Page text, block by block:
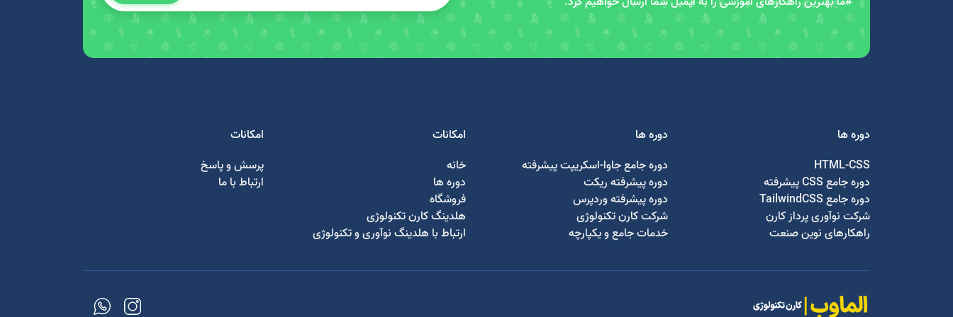
دوره ها
HTML-CSS
دوره جامع CSS پیشرفته
دوره جامع TailwindCSS
شرکت نوآوری پرداز کارن
راهکارهای نوین صنعت
دوره ها
دوره جامع جاوا-اسکریپت پیشرفته
دوره پیشرفته ریکت
دوره پیشرفته وردپرس
شرکت کارن تکنولوژی
خدمات جامع و یکپارچه
امکانات
خانه
دوره ها
فروشگاه
هلدینگ کارن تکنولوژی
ارتباط با هلدینگ نوآوری و تکنولوژی
امکانات
پرسش و پاسخ
ارتباط با ما